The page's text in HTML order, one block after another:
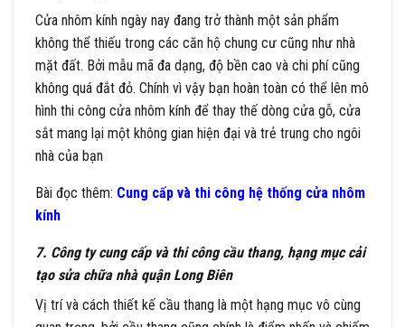
Cửa nhôm kính ngày nay đang trở thành một sản phẩm
không thể thiếu trong các căn hộ chung cư cũng như nhà
mặt đất. Bởi mẫu mã đa dạng, độ bền cao và chi phí cũng
không quá đắt đỏ. Chính vì vậy bạn hoàn toàn có thể lên mô
hình thi công cửa nhôm kính để thay thế dòng cửa gỗ, cửa
sắt mang lại một không gian hiện đại và trẻ trung cho ngôi
nhà của bạn
Bài đọc thêm: Cung cấp và thi công hệ thống cửa nhôm
kính
7. Công ty cung cấp và thi công cầu thang, hạng mục cải
tạo sửa chữa nhà quận Long Biên
Vị trí và cách thiết kế cầu thang là một hạng mục vô cùng